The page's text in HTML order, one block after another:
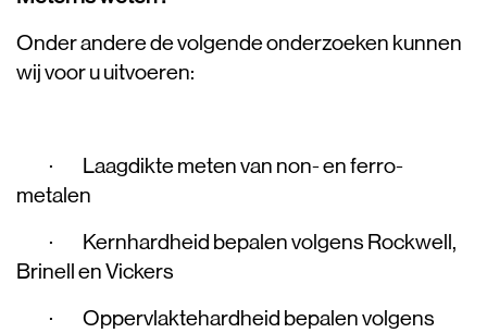
Onder andere de volgende onderzoeken kunnen
wij voor u uitvoeren:
· Laagdikte meten van non- en ferro-
metalen
· Kernhardheid bepalen volgens Rockwell,
Brinell en Vickers
· Oppervlaktehardheid bepalen volgens